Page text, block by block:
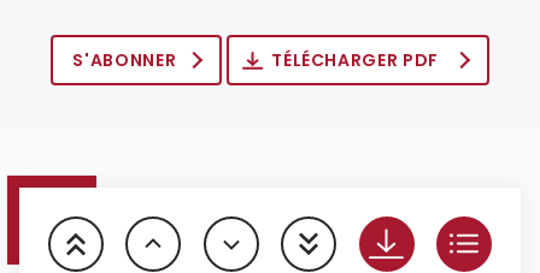
S'ABONNER TÉLÉCHARGER PDF